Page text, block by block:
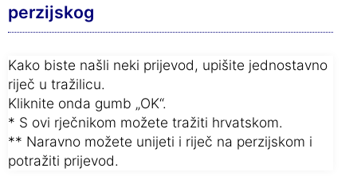
perzijskog
Kako biste našli neki prijevod, upišite jednostavno
riječ u tražilicu.
Kliknite onda gumb „OK“.
* S ovi rječnikom možete tražiti hrvatskom.
** Naravno možete unijeti i riječ na perzijskom i
potražiti prijevod.